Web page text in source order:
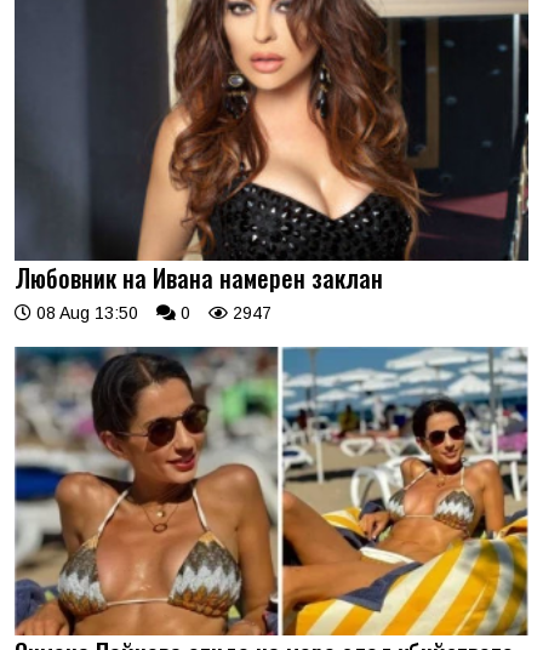
Любовник на Ивана намерен заклан
08 Aug 13:50 0 2947